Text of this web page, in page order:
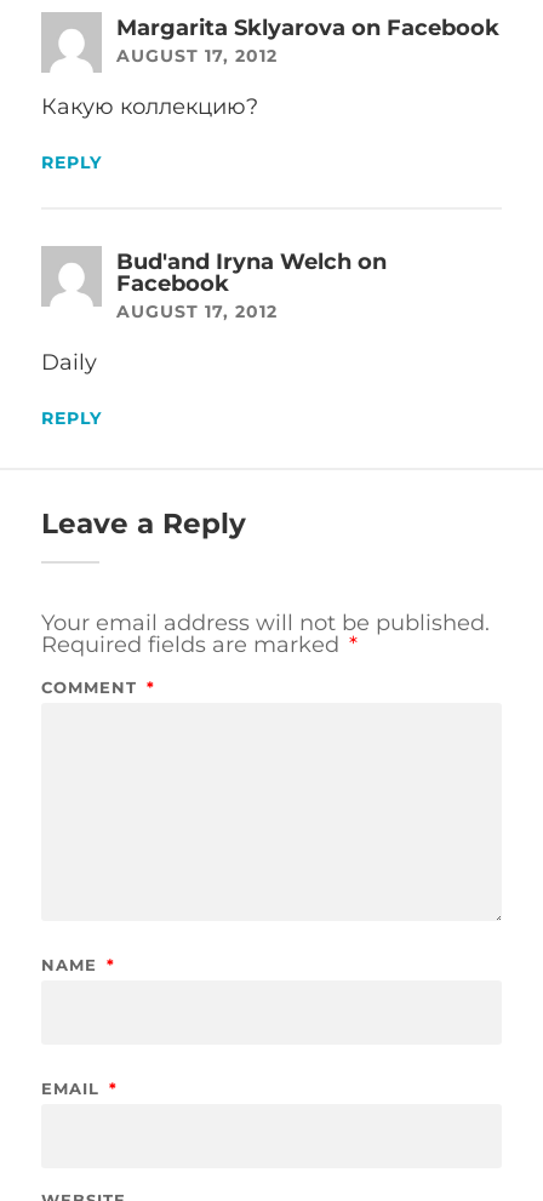
Margarita Sklyarova on Facebook
AUGUST 17, 2012
Какую коллекцию?
REPLY
Bud'and Iryna Welch on
Facebook
AUGUST 17, 2012
Daily
REPLY
Leave a Reply
Your email address will not be published.
Required fields are marked *
COMMENT *
NAME *
EMAIL *